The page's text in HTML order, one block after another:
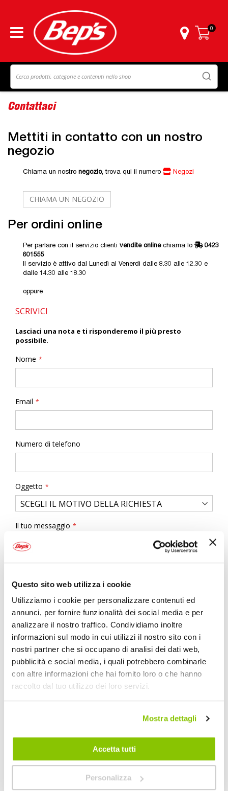
Questo sito web utilizza i cookie
Utilizziamo i cookie per personalizzare contenuti ed
annunci, per fornire funzionalità dei social media e per
analizzare il nostro traffico. Condividiamo inoltre
informazioni sul modo in cui utilizzi il nostro sito con i
nostri partner che si occupano di analisi dei dati web,
pubblicità e social media, i quali potrebbero combinarle
con altre informazioni che hai fornito loro o che hanno
raccolto dal tuo utilizzo dei loro servizi.
Mostra dettagli
Accetta tutti
Personalizza
Carrello
0
Contattaci
Mettiti in contatto con un nostro
negozio
Chiama un nostro negozio, trova qui il numero Negozi
CHIAMA UN NEGOZIO
Per ordini online
Per parlare con il servizio clienti vendite online chiama lo
0423
601555
Il servizio è attivo dal Lunedì al Venerdì dalle 8.30 alle 12.30 e
dalle 14.30 alle 18.30
oppure
SCRIVICI
Lasciaci una nota e ti risponderemo il più presto
possibile.
Nome
Email
Numero di telefono
Oggetto
Il tuo messaggio
Ho letto e accettato il documentoprivacy policy
Allegati(Puoi caricare al massimo 3 file che riguardano la
tua richiesta)
I file devono essere di dimensione inferiore a 5 MB ciascuno. Le
estensioni accettate sono: .jpg, .jpeg, .gif, .png, .pdf, .docx